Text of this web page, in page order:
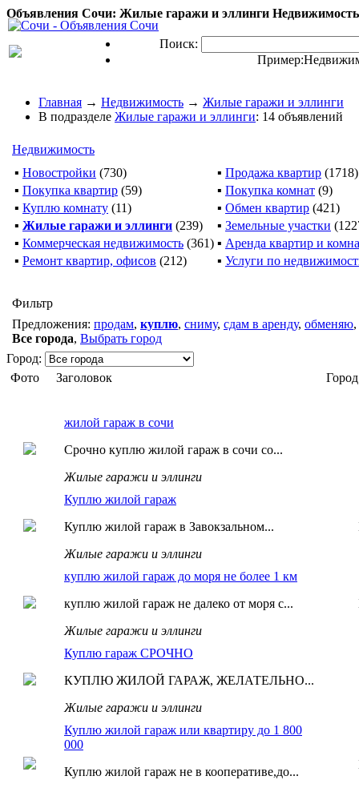
Объявления Сочи: Жилые гаражи и эллинги
Поиск:
Пример:
Главная → Недвижимость → Жилые гаражи и эллинги
В подразделе Жилые гаражи и эллинги: 14 объявлений
Недвижимость
▪ Новостройки (730) ▪ Продажа квартир (1718)
▪ Покупка квартир (59) ▪ Покупка комнат (9)
▪ Куплю комнату (11) ▪ Обмен квартир (421)
▪ Жилые гаражи и эллинги (239) ▪ Земельные участки
▪ Коммерческая недвижимость (361) ▪ Аренда квартир и
▪ Ремонт квартир, офисов (212) ▪ Услуги по
Фильтр
Предложения: продам, куплю, сниму, сдам в аренду, обменяю,
Все города, Выбрать город
Город:
Фото
Заголовок Город
жилой гараж в сочи
Срочно куплю жилой гараж в сочи со...
Жилые гаражи и эллинги
Куплю жилой гараж
Куплю жилой гараж в Завокзальном...
Жилые гаражи и эллинги
куплю жилой гараж до моря не более 1 км
куплю жилой гараж не далеко от моря с...
Жилые гаражи и эллинги
Куплю гараж СРОЧНО
КУПЛЮ ЖИЛОЙ ГАРАЖ, ЖЕЛАТЕЛЬНО...
Жилые гаражи и эллинги
Куплю жилой гараж или квартиру до 1 800
000
Куплю жилой гараж не в кооперативе,до...